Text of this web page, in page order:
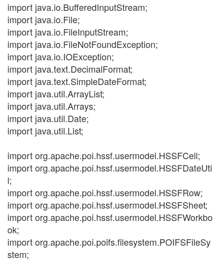
import java.io.BufferedInputStream;
import java.io.File;
import java.io.FileInputStream;
import java.io.FileNotFoundException;
import java.io.IOException;
import java.text.DecimalFormat;
import java.text.SimpleDateFormat;
import java.util.ArrayList;
import java.util.Arrays;
import java.util.Date;
import java.util.List;
import org.apache.poi.hssf.usermodel.HSSFCell;
import org.apache.poi.hssf.usermodel.HSSFDateUti
l;
import org.apache.poi.hssf.usermodel.HSSFRow;
import org.apache.poi.hssf.usermodel.HSSFSheet;
import org.apache.poi.hssf.usermodel.HSSFWorkbo
ok;
import org.apache.poi.poifs.filesystem.POIFSFileSy
stem;